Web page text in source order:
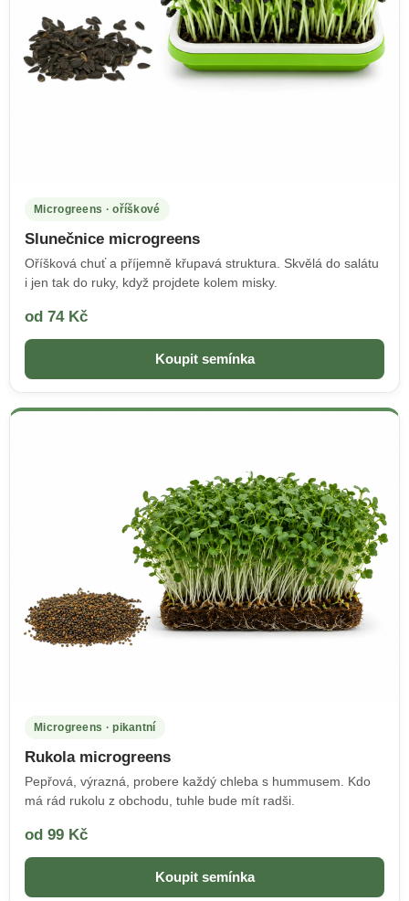
Microgreens · oříškové
Slunečnice microgreens
Oříšková chuť a příjemně křupavá struktura. Skvělá do salátu
i jen tak do ruky, když projdete kolem misky.
od 74 Kč
Koupit semínka
Microgreens · pikantní
Rukola microgreens
Pepřová, výrazná, probere každý chleba s hummusem. Kdo
má rád rukolu z obchodu, tuhle bude mít radši.
od 99 Kč
Koupit semínka